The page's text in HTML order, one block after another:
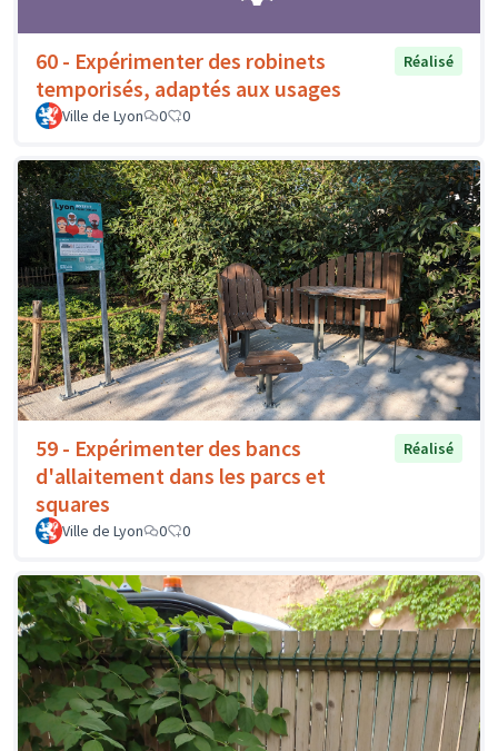
60 - Expérimenter des robinets
temporisés, adaptés aux usages
Réalisé
Ville de Lyon 0 0
59 - Expérimenter des bancs
d'allaitement dans les parcs et
squares
Réalisé
Ville de Lyon 0 0